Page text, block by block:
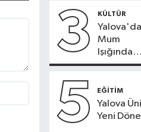
3 KÜLTÜR
Yalova'da
Mum
Işığında
Konser
5 EĞİTİM
Yalova
Yeni